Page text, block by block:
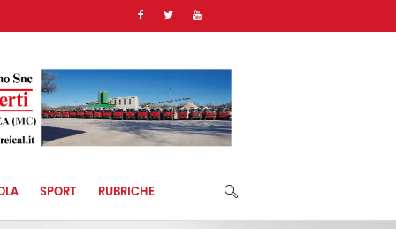
SPORT RUBRICHE